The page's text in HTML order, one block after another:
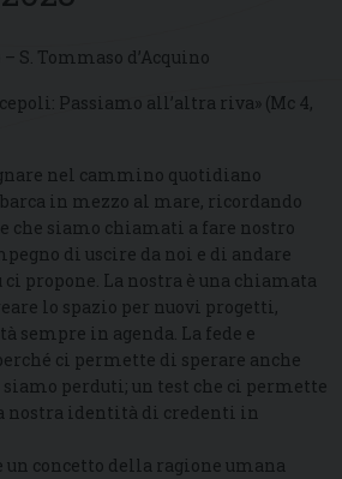
S. Tommaso d’Acquino
Passiamo all’altra riva» (Mc 4,
nel cammino quotidiano
in mezzo al mare, ricordando
che siamo chiamati a fare nostro
di uscire da noi e di andare
ci propone. La nostra è una chiamata
lo spazio per nuovi progetti,
sempre in agenda. La fede e
ci permette di sperare anche
siamo perduti; un test che ci permette
nostra identità di credenti in
un concetto della ragione umana